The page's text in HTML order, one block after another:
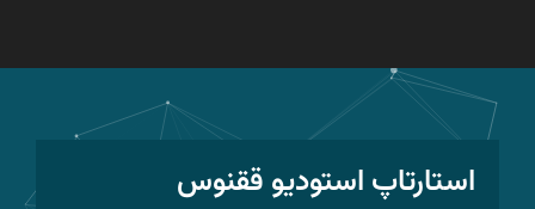
استارتاپ استودیو ققنوس